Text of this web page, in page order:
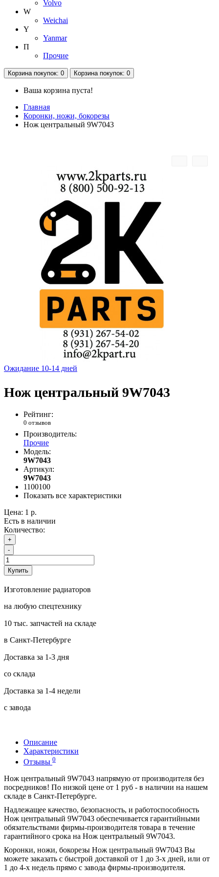
Volvo
W
Weichai
Y
Yanmar
П
Прочие
Корзинапокупок: 0 Корзинапокупок: 0
Ваша корзина пуста!
Главная
Коронки, ножи, бокорезы
Нож центральный 9W7043
Ожидание 10-14 дней
Нож центральный 9W7043
Рейтинг:
0 отзывов
Производитель:
Прочие
Модель:
9W7043
Артикул:
9W7043
1100100
Показать все характеристики
Цена: 1 р.
Есть в наличии
Количество:
+
-
Купить
Изготовление радиаторов
на любую спецтехнику
10 тыс. запчастей на складе
в Санкт-Петербурге
Доставка за 1-3 дня
со склада
Доставка за 1-4 недели
с завода
Описание
Характеристики
Отзывы 0
Нож центральный 9W7043 напрямую от производителя без
посредников! По низкой цене от 1 руб - в наличии на нашем
складе в Санкт-Петербурге.
Надлежащее качество, безопасность, и работоспособность
Нож центральный 9W7043 обеспечивается гарантийными
обязательствами фирмы-производителя товара в течение
гарантийного срока на Нож центральный 9W7043.
Коронки, ножи, бокорезы Нож центральный 9W7043 Вы
можете заказать с быстрой доставкой от 1 до 3-х дней, или от
1 до 4-х недель прямо с завода фирмы-производителя.